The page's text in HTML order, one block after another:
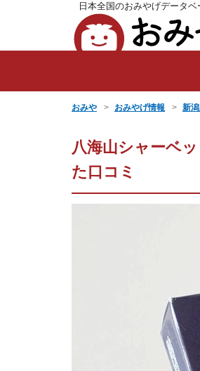
日本全国のおみやげデータベ
おみや おみやげ情報 新
八海山シャーベ
た口コミ